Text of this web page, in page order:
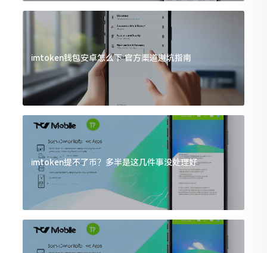
imtoken钱包安卓怎么下 官方渠道避坑指南
imtoken提不了币？多半是这几件事没处理好